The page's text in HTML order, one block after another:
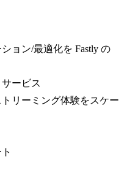
ョン/最適化を Fastly の
ービス
リーミング体験をスケー